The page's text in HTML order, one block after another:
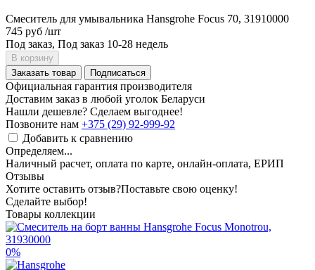
Смеситель для умывальника Hansgrohe Focus 70, 31910000
745 руб /шт
Под заказ, Под заказ 10-28 недель
В корзину
Заказать товар
Подписаться
Официальная гарантия производителя
Доставим заказ в любой уголок Беларуси
Нашли дешевле? Сделаем выгоднее!
Позвоните нам +375 (29) 92-999-92
Добавить к сравнению
Определяем...
Наличный расчет, оплата по карте, онлайн-оплата, ЕРИП
Отзывы
Хотите оставить отзыв?Поставьте свою оценку!
Сделайте выбор!
Товары коллекции
0%